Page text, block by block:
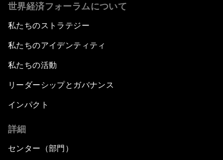
世界経済フォーラムについて
私たちのストラテジー
私たちのアイデンティティ
私たちの活動
リーダーシップとガバナンス
インパクト
詳細
センター（部門）